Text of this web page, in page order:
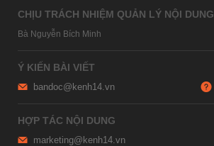
CHỊU TRÁCH NHIỆM QUẢN LÝ NỘI DUNG
Bà Nguyễn Bích Minh
Ý KIẾN BÀI VIẾT
bandoc@kenh14.vn
HỢP TÁC NỘI DUNG
marketing@kenh14.vn